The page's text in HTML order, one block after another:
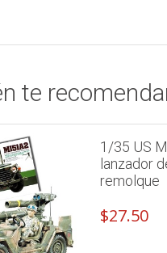
te
1/35 US
lanzador
remolque
$27.50